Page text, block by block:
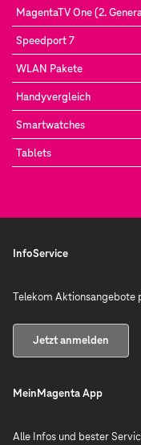
MagentaTV One (2.
Speedport 7
WLAN Pakete
Handyvergleich
Smartwatches
Tablets
InfoService
Telekom Aktionsangebote
Jetzt anmelden
MeinMagenta App
Alle Infos und bester